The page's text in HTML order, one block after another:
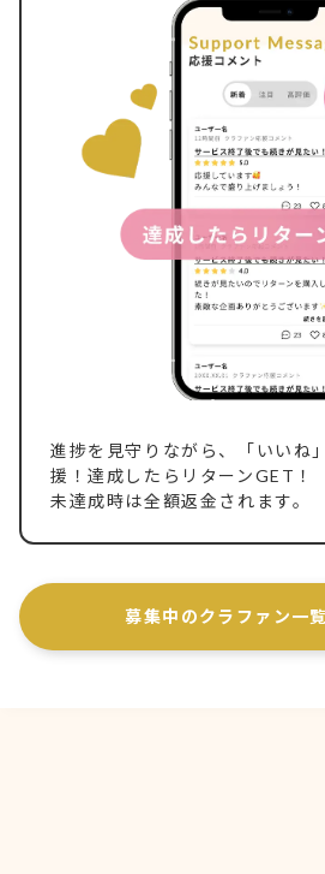
進捗を見守りながら、「いいね
援！達成したらリターンGET！
未達成時は全額返金されます。
募集中のクラファン一